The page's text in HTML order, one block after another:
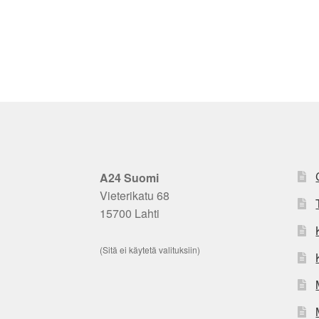
A24 Suomi
Vieterikatu 68
15700 Lahti
(Sitä ei käytetä valituksiin)